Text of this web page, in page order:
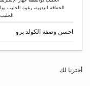
الخفاقة اليدوية، رغوة الحليب
احسن وصفة الكولد برو
أخترنا لك